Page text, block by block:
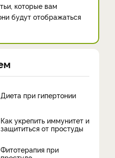
которые вам
будут отображаться
Диета при гипертонии
Как укрепить иммунитет и
защититься от простуды
Фитотерапия при